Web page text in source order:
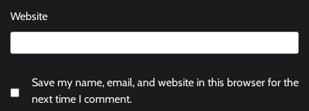
Website
Save my name, email, and website in this browser for the
next time I comment.